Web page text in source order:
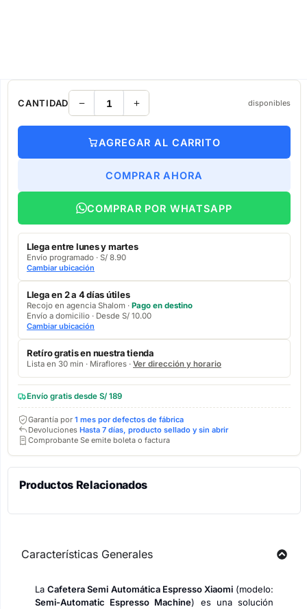
CANTIDAD disponibles
AGREGAR AL CARRITO
COMPRAR AHORA
COMPRAR POR WHATSAPP
Llega entre lunes y martes
Envío programado · S/ 8.90
Cambiar ubicación
Llega en 2 a 4 días útiles
Recojo en agencia Shalom · Pago en destino
Envío a domicilio · Desde S/ 10.00
Cambiar ubicación
Retíro gratis en nuestra tienda
Lista en 30 min · Miraflores · Ver dirección y horario
Envío gratis desde S/ 189
Garantía por 1 mes por defectos de fábrica
Devoluciones Hasta 7 días, producto sellado y sin abrir
Comprobante Se emite boleta o factura
Productos Relacionados
Características Generales
LaCafetera Semi Automática Espresso Xiaomi(modelo:
Semi-Automatic Espresso Machine) es una solución